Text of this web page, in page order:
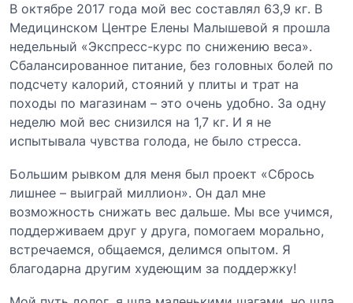
В октябре 2017 года мой вес составлял 63,9 кг. В
Медицинском Центре Елены Малышевой я прошла
недельный «Экспресс-курс по снижению веса».
Сбалансированное питание, без головных болей по
подсчету калорий, стояний у плиты и трат на
походы по магазинам – это очень удобно. За одну
неделю мой вес снизился на 1,7 кг. И я не
испытывала чувства голода, не было стресса.
Большим рывком для меня был проект «Сбрось
лишнее – выиграй миллион». Он дал мне
возможность снижать вес дальше. Мы все учимся,
поддерживаем друг у друга, помогаем морально,
встречаемся, общаемся, делимся опытом. Я
благодарна другим худеющим за поддержку!